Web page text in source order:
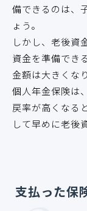
備できるのは、
ょう。
しかし、老後資
資金を準備でき
金額は大きくな
個人年金保険は
戻率が高くなる
して早めに老後
支払った保